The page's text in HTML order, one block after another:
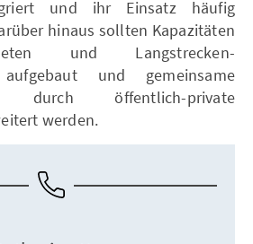
und ihr Einsatz häufig
hinaus sollten Kapazitäten
und Langstrecken-
aufgebaut und gemeinsame
durch öffentlich-private
werden.